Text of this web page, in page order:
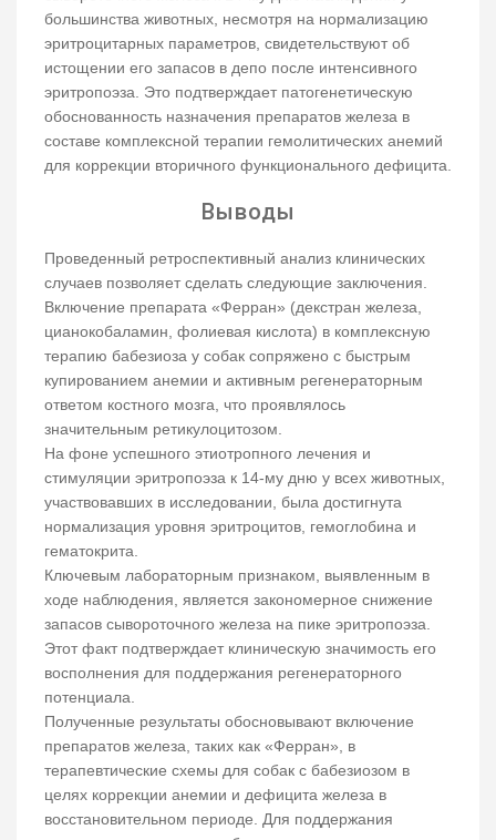
большинства животных, несмотря на нормализацию
эритроцитарных параметров, свидетельствуют об
истощении его запасов в депо после интенсивного
эритропоэза. Это подтверждает патогенетическую
обоснованность назначения препаратов железа в
составе комплексной терапии гемолитических анемий
для коррекции вторичного функционального дефицита.
Выводы
Проведенный ретроспективный анализ клинических
случаев позволяет сделать следующие заключения.
Включение препарата «Ферран» (декстран железа,
цианокобаламин, фолиевая кислота) в комплексную
терапию бабезиоза у собак сопряжено с быстрым
купированием анемии и активным регенераторным
ответом костного мозга, что проявлялось
значительным ретикулоцитозом.
На фоне успешного этиотропного лечения и
стимуляции эритропоэза к 14-му дню у всех животных,
участвовавших в исследовании, была достигнута
нормализация уровня эритроцитов, гемоглобина и
гематокрита.
Ключевым лабораторным признаком, выявленным в
ходе наблюдения, является закономерное снижение
запасов сывороточного железа на пике эритропоэза.
Этот факт подтверждает клиническую значимость его
восполнения для поддержания регенераторного
потенциала.
Полученные результаты обосновывают включение
препаратов железа, таких как «Ферран», в
терапевтические схемы для собак с бабезиозом в
целях коррекции анемии и дефицита железа в
восстановительном периоде. Для поддержания